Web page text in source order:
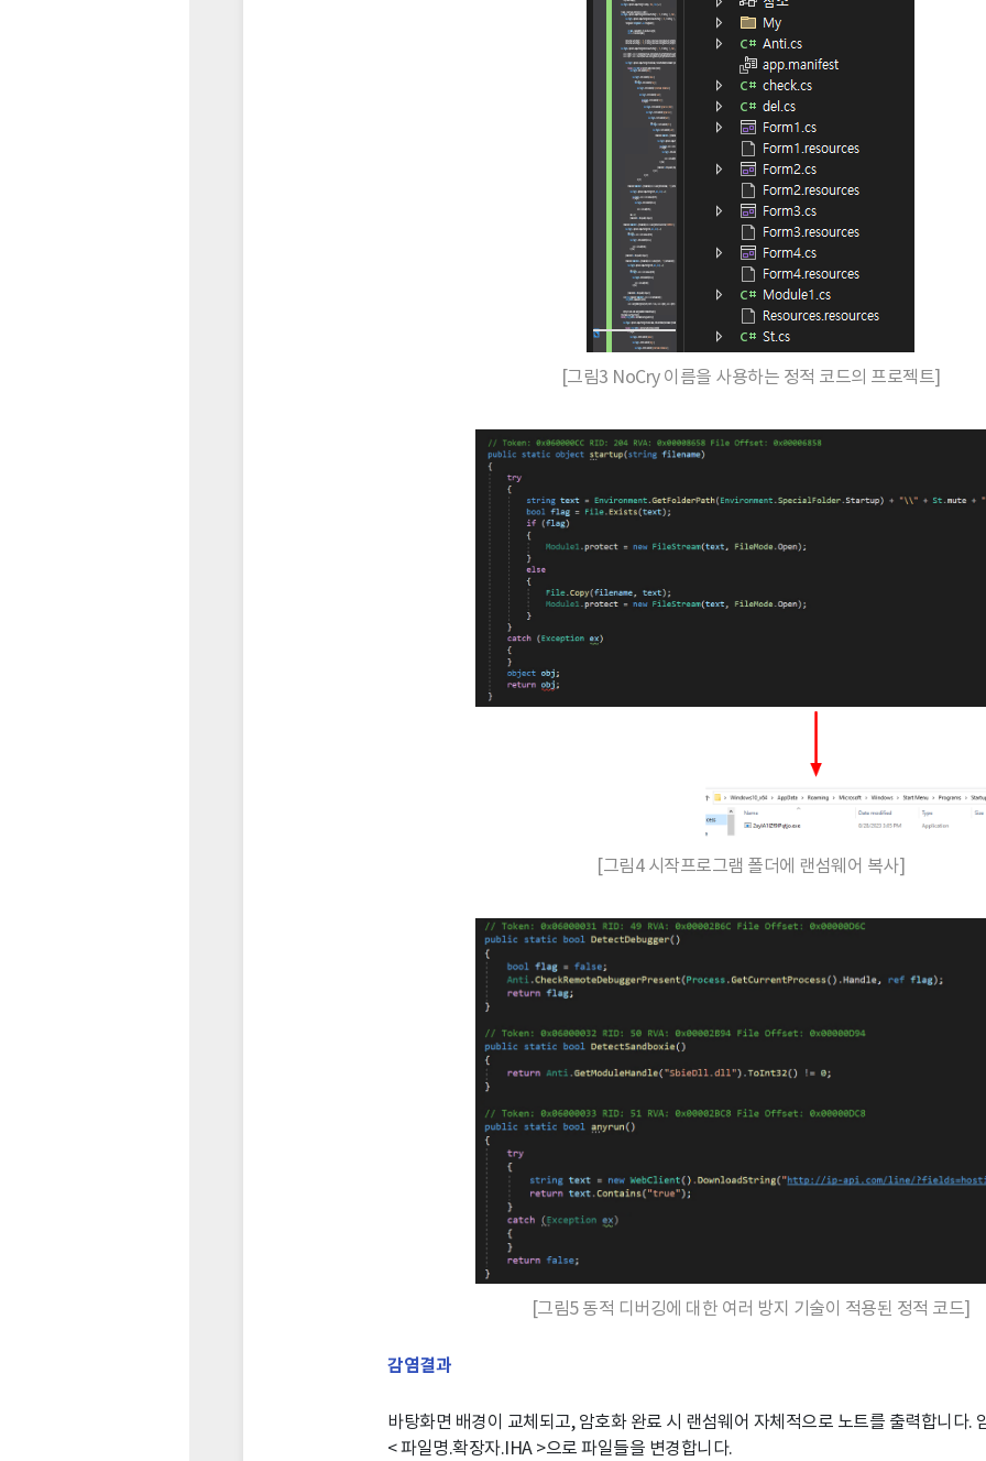
[그림3 NoCry 이름을 사용하는 정적 코드의 프로젝트]
[그림4 시작프로그램 폴더에 랜섬웨어 복사]
[그림5 동적 디버깅에 대한 여러 방지 기술이 적용된 정적 코드]
감염결과
바탕화면 배경이 교체되고, 암호화 완료 시 랜섬웨어 자체적으로 노트를 출력합니다.
< 파일명.확장자.IHA >으로 파일들을 변경합니다.